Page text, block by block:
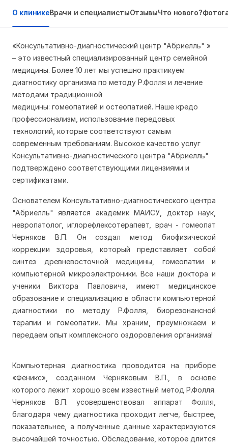
О клиникеВрачи и специалистыОтзывыЧто нового?
«Консультативно-диагностический центр "Абриелль" »
– это известный специализированный центр семейной
медицины. Более 10 лет мы успешно практикуем
диагностику организма по методу Р.Фолля и лечение
методами традиционной
медицины: гомеопатией и остеопатией. Наше кредо
профессионализм, использование передовых
технологий, которые соответствуют самым
современным требованиям. Высокое качество услуг
Консультативно-диагностического центра "Абриелль"
подтверждено соответствующими лицензиями и
сертификатами.
Основателем Консультативно-диагностического центра
"Абриелль" является академик МАИСУ, доктор наук,
невропатолог, иглорефлексотерапевт, врач - гомеопат
Черняков В.П. Он создал метод биофизической
коррекции здоровья , который представляет собой
синтез древневосточной медицины, гомеопатии и
компьютерной микроэлектроники. Все наши доктора и
ученики Виктора Павловича, имеют медицинское
образование и специализацию в области компьютерной
диагностики по методу Р.Фолля, биорезонансной
терапии и гомеопатии. Мы храним, преумножаем и
передаем опыт комплексного оздоровления организма!
Компьютерная диагностика проводится на приборе
«Феникс», созданном Черняковым В.П., в основе
которого лежит хорошо всем известный метод Р.Фолля.
Черняков В.П. усовершенствовал аппарат Фолля,
благодаря чему диагностика проходит легче, быстрее,
показательнее, а полученные данные характеризуются
высочайшей точностью. Обследование, которое длится